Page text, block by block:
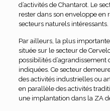
d’activités de Chantarot. Le
rester dans son enveloppe en
secteurs naturels intéressants.
Par ailleurs, la plus
située sur le secteur de
possibilités
indiquées. Ce secteur
des activités industrielles ou
en parallèle des activités
une implantation dans la ZA